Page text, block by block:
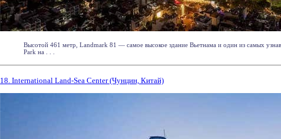
Высотой 461 метр, Landmark 81 — самое высокое здание Вьетнама и один из самых
Park на . . .
18. International Land-Sea Center (Чунцин, Китай)